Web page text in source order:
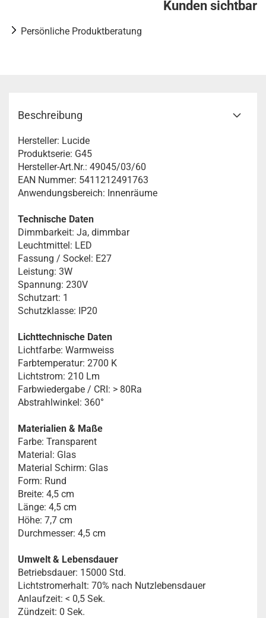
Kunden sichtbar
Persönliche Produktberatung
Beschreibung
Hersteller: Lucide
Produktserie: G45
Hersteller-Art.Nr.: 49045/03/60
EAN Nummer: 5411212491763
Anwendungsbereich: Innenräume
Technische Daten
Dimmbarkeit: Ja, dimmbar
Leuchtmittel: LED
Fassung / Sockel: E27
Leistung: 3W
Spannung: 230V
Schutzart: 1
Schutzklasse: IP20
Lichttechnische Daten
Lichtfarbe: Warmweiss
Farbtemperatur: 2700 K
Lichtstrom: 210 Lm
Farbwiedergabe / CRI: > 80Ra
Abstrahlwinkel: 360°
Materialien & Maße
Farbe: Transparent
Material: Glas
Material Schirm: Glas
Form: Rund
Breite: 4,5 cm
Länge: 4,5 cm
Höhe: 7,7 cm
Durchmesser: 4,5 cm
Umwelt & Lebensdauer
Betriebsdauer: 15000 Std.
Lichtstromerhalt: 70% nach Nutzlebensdauer
Anlaufzeit: < 0,5 Sek.
Zündzeit: 0 Sek.